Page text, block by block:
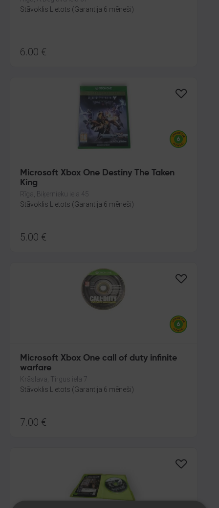
Stāvoklis Lietots (Garantija 6 mēneši)
6.00 €
Microsoft Xbox One Destiny The Taken
King
Rīga, Biķernieku iela 45
Stāvoklis Lietots (Garantija 6 mēneši)
5.00 €
Microsoft Xbox One call of duty infinite
warfare
Krāslava, Tirgus iela 7
Stāvoklis Lietots (Garantija 6 mēneši)
7.00 €